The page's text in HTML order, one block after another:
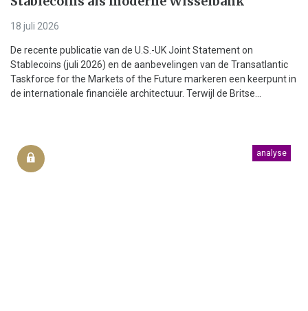
18 juli 2026
De recente publicatie van de U.S.-UK Joint Statement on
Stablecoins (juli 2026) en de aanbevelingen van de Transatlantic
Taskforce for the Markets of the Future markeren een keerpunt in
de internationale financiële architectuur. Terwijl de Britse...
analyse